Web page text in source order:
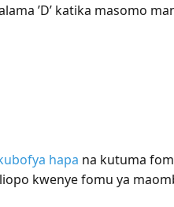
’D’ katika masomo
hapa na kutuma
kwenye fomu ya